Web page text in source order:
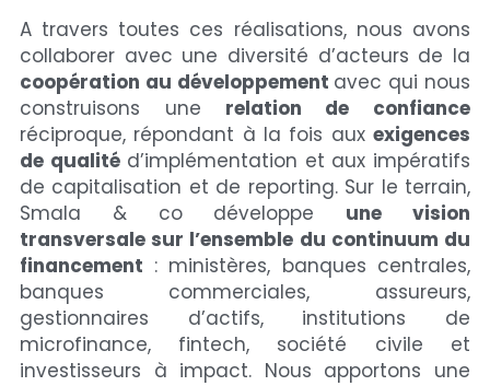
A travers toutes ces réalisations, nous avons
coopération au développement avec qui nous
construisons une
relation de confiance
réciproque, répondant à la fois aux exigences
de qualité d’implémentation et aux impératifs
de capitalisation et de reporting. Sur le terrain,
Smala & co développe une vision
transversale sur l’ensemble du continuum du
financement : ministères, banques centrales,
banques commerciales, assureurs,
gestionnaires d’actifs, institutions de
microfinance, fintech, société civile et
investisseurs à impact. Nous apportons une